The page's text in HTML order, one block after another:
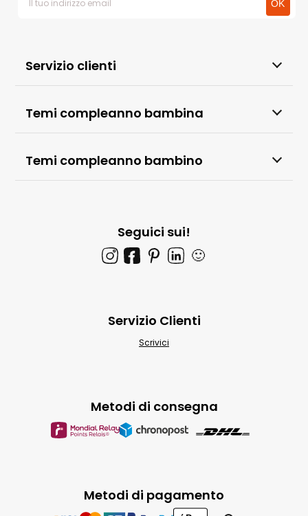
Servizio clienti
Temi compleanno bambina
Temi compleanno bambino
Seguici sui!
🙂
Metodi di pagamento
Metodi di consegna
Servizio Clienti
Scrivici